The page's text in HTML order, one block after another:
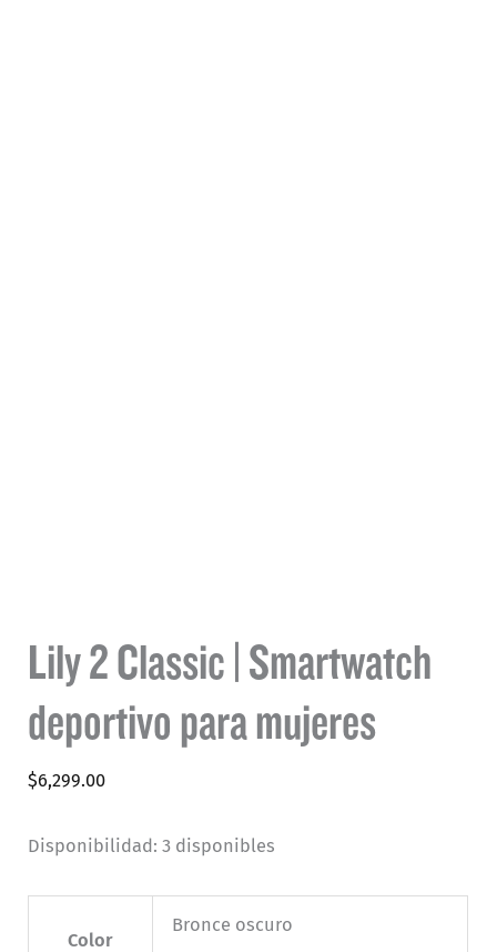
Lily 2 Classic | Smartwatch
deportivo para mujeres
$6,299.00
Disponibilidad: 3 disponibles
Color
Bronce oscuro